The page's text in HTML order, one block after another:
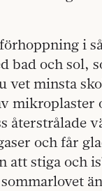
i
bad och sol,
vet minsta
mikroplaster
återstrålade
och får
att stiga och